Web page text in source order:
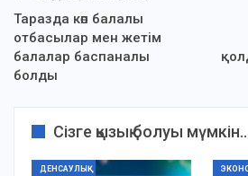
Таразда көп балалы
отбасылар мен жетім
балалар баспаналы
болды
Сізге қызық болуы
ДЕНСАУЛЫҚ